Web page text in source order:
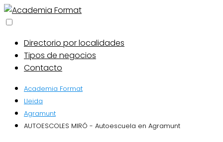
Directorio por localidades
Tipos de negocios
Contacto
Academia Format
Lleida
Agramunt
AUTOESCOLES MIRÓ - Autoescuela en Agramunt